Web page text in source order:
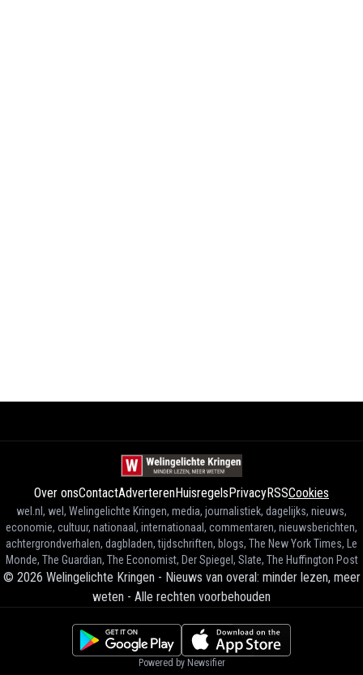
Over onsContactAdverterenHuisregelsPrivacyRSSCookies
wel.nl, wel, Welingelichte Kringen, media, journalistiek, dagelijks, nieuws,
economie, cultuur, nationaal, internationaal, commentaren, nieuwsberichten,
achtergrondverhalen, dagbladen, tijdschriften, blogs, The New York Times, Le
Monde, The Guardian, The Economist, Der Spiegel, Slate, The Huffington Post
© 2026 Welingelichte Kringen - Nieuws van overal: minder lezen, meer
weten - Alle rechten voorbehouden
Powered by Newsifier